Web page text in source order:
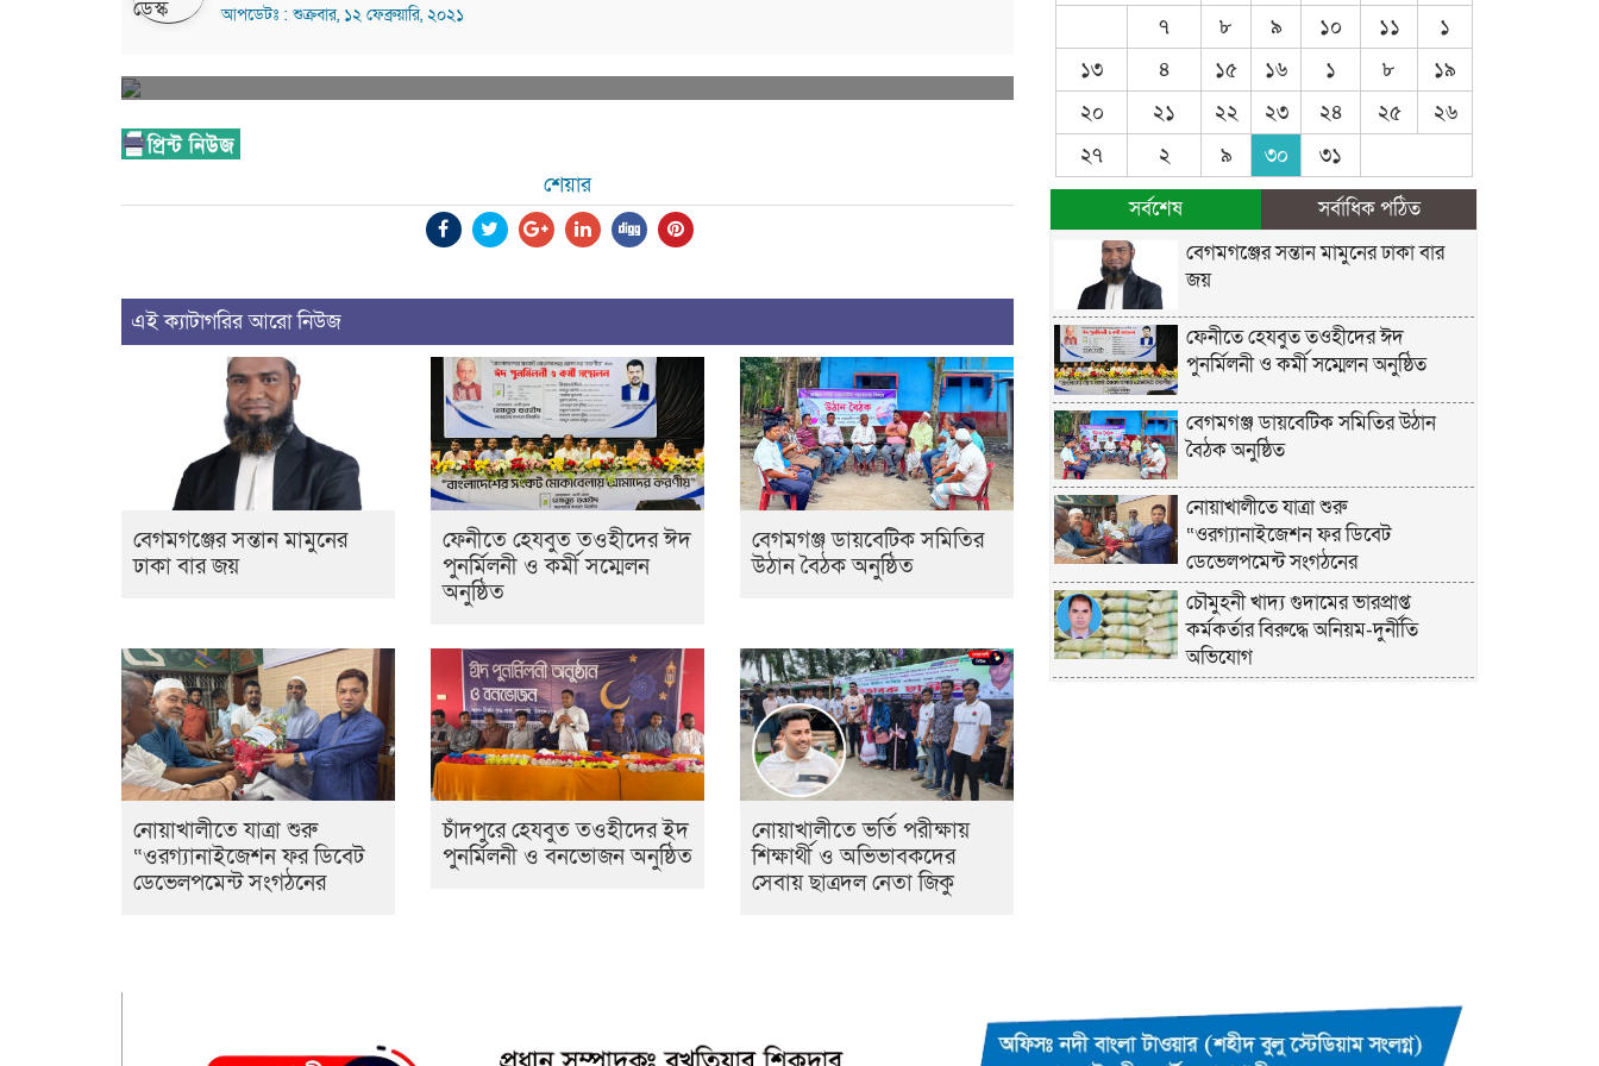
আপডেটঃ : শুক্রবার, ১২ ফেব্রুয়ারি, ২০২১
শেয়ার
এই ক্যাটাগরির আরো নিউজ
বেগমগঞ্জের সন্তান মামুনের
ঢাকা বার জয়
ফেনীতে হেযবুত তওহীদের ঈদ
পুনর্মিলনী ও কর্মী সম্মেলন
অনুষ্ঠিত
বেগমগঞ্জ ডায়বেটিক সমিতির
উঠান বৈঠক অনুষ্ঠিত
নোয়াখালীতে যাত্রা শুরু
“ওরগ্যানাইজেশন ফর ডিবেট
ডেভেলপমেন্ট সংগঠনের
চাঁদপুরে হেযবুত তওহীদের ইদ
পুনর্মিলনী ও বনভোজন অনুষ্ঠিত
নোয়াখালীতে ভর্তি পরীক্ষায়
শিক্ষার্থী ও অভিভাবকদের
সেবায় ছাত্রদল নেতা জিকু
৭
৮ ৯ ১০ ১১
১
১৩
৪ ১৫ ১৬ ১ ৮
১৯
২০
২১ ২২ ২৩ ২৪ ২৫
২৬
২৭
২ ৯ ৩০
৩১
সর্বশেষ
সর্বাধিক পঠিত
বেগমগঞ্জের সন্তান মামুনের ঢাকা বার
জয়
ফেনীতে হেযবুত তওহীদের ঈদ
পুনর্মিলনী ও কর্মী সম্মেলন অনুষ্ঠিত
বেগমগঞ্জ ডায়বেটিক সমিতির উঠান
বৈঠক অনুষ্ঠিত
নোয়াখালীতে যাত্রা শুরু
“ওরগ্যানাইজেশন ফর ডিবেট
ডেভেলপমেন্ট সংগঠনের
চৌমুহনী খাদ্য গুদামের ভারপ্রাপ্ত
কর্মকর্তার বিরুদ্ধে অনিয়ম-দুর্নীতি
অভিযোগ
কুমিল্লায় তওহীদভিত্তিক রাষ্ট্রব্যবস্থার